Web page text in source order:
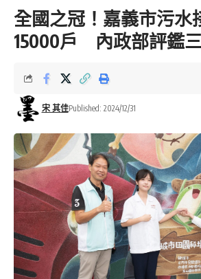
全國之冠！嘉義市污水
15000戶 內政部評鑑
宋 其佳Published: 2024/12/31